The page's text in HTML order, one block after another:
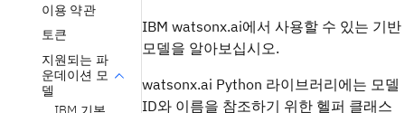
이용 약관
토큰
지원되는 파
운데이션 모
델
IBM watsonx.ai에서 사용할 수 있는 기반
모델을 알아보십시오.
watsonx.ai Python 라이브러리에는 모델
ID와 이름을 참조하기 위한 헬퍼 클래스